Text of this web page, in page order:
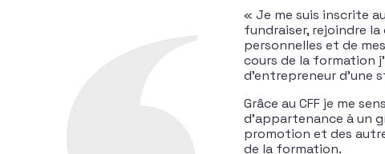
« Je me suis inscrite
fundraiser, rejoindre
personnelles et de
cours de la formation
d’entrepreneur d’une
Grâce au CFF je me
d’appartenance à un
promotion et des
de la formation.